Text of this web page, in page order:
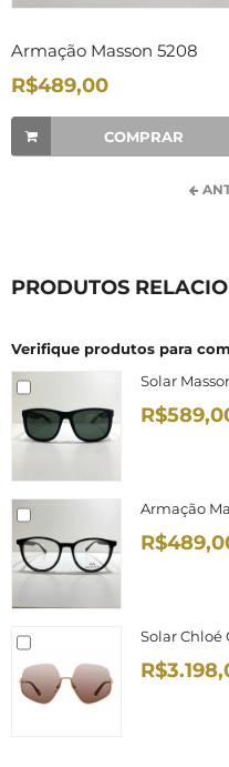
Armação Masson 5208
R$489,00
COMPRAR
PRODUTOS
Verifique produtos para
Solar
Armação
Solar Chloé